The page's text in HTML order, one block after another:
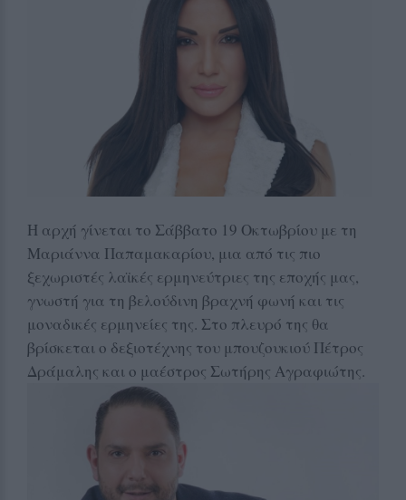
Η αρχή γίνεται το Σάββατο 19 Οκτωβρίου με τη
Μαριάννα Παπαμακαρίου, μια από τις πιο
ξεχωριστές λαϊκές ερμηνεύτριες της εποχής μας,
γνωστή για τη βελούδινη βραχνή φωνή και τις
μοναδικές ερμηνείες της. Στο πλευρό της θα
βρίσκεται ο δεξιοτέχνης του μπουζουκιού Πέτρος
Δράμαλης και ο μαέστρος Σωτήρης Αγραφιώτης.